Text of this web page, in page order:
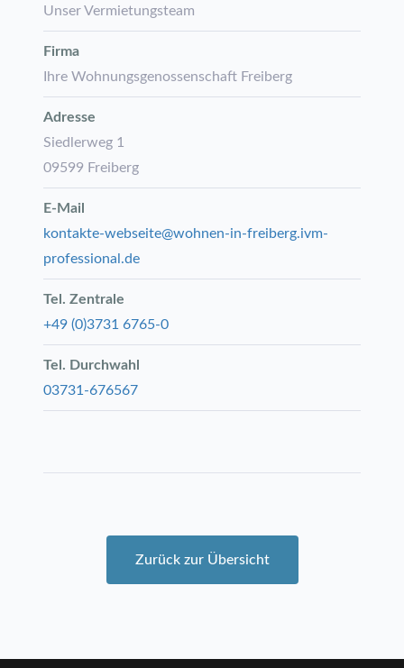
Unser Vermietungsteam
Firma
Ihre Wohnungsgenossenschaft Freiberg
Adresse
Siedlerweg 1
09599 Freiberg
E-Mail
kontakte-webseite@wohnen-in-freiberg.ivm-
professional.de
Tel. Zentrale
+49 (0)3731 6765-0
Tel. Durchwahl
03731-676567
Zurück zur Übersicht